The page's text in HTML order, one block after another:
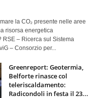
la CO₂ presente nelle aree
risorsa energetica
RSE – Ricerca sul Sistema
– Consorzio per...
Greenreport: Geotermia,
Belforte rinasce col
teleriscaldamento:
Radicondoli in festa il 23...